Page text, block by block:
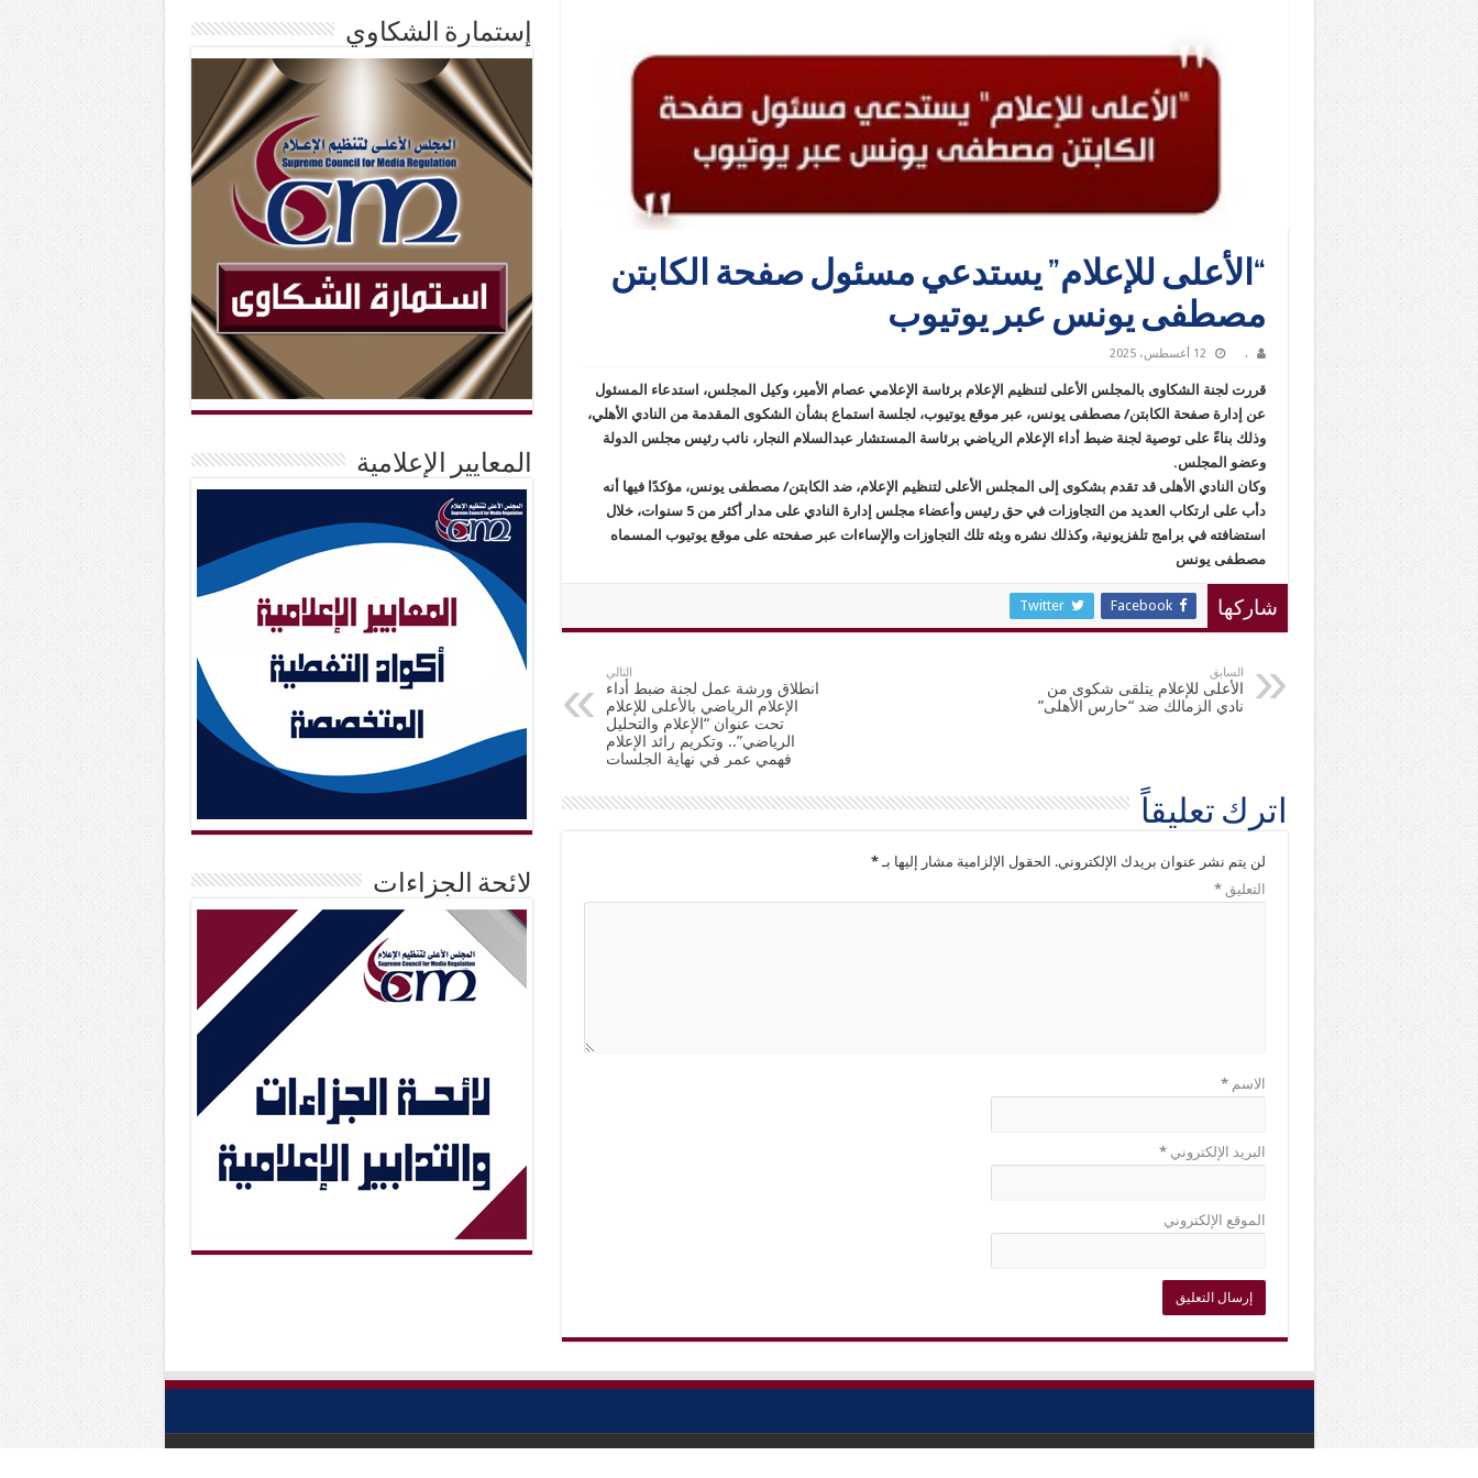
“الأعلى للإعلام” يستدعي مسئول صفحة الكابتن
مصطفى يونس عبر يوتيوب
. 12 أغسطس، 2025
قررت لجنة الشكاوى بالمجلس الأعلى لتنظيم الإعلام برئاسة الإعلامي عصام الأمير، وكيل المجلس، استدعاء المسئول
عن إدارة صفحة الكابتن/ مصطفى يونس، عبر موقع يوتيوب، لجلسة استماع بشأن الشكوى المقدمة من النادي الأهلي،
وذلك بناءً على توصية لجنة ضبط أداء الإعلام الرياضي برئاسة المستشار عبدالسلام النجار، نائب رئيس مجلس الدولة
وعضو المجلس.
وكان النادي الأهلى قد تقدم بشكوى إلى المجلس الأعلى لتنظيم الإعلام، ضد الكابتن/ مصطفى يونس، مؤكدًا فيها أنه
دأب على ارتكاب العديد من التجاوزات في حق رئيس وأعضاء مجلس إدارة النادي على مدار أكثر من 5 سنوات، خلال
استضافته في برامج تلفزيونية، وكذلك نشره وبثه تلك التجاوزات والإساءات عبر صفحته على موقع يوتيوب المسماه
مصطفى يونس
شاركها Facebook
Twitter
السابق
الأعلى للإعلام يتلقى شكوى من
نادي الزمالك ضد “حارس الأهلى”
التالي
انطلاق ورشة عمل لجنة ضبط أداء
الإعلام الرياضي بالأعلى للإعلام
تحت عنوان “الإعلام والتحليل
الرياضي”.. وتكريم رائد الإعلام
فهمي عمر في نهاية الجلسات
اترك تعليقاً
لن يتم نشر عنوان بريدك الإلكتروني. الحقول الإلزامية مشار إليها بـ*
التعليق*
الاسم*
البريد الإلكتروني*
الموقع الإلكتروني
إستمارة الشكاوي
المعايير الإعلامية
لائحة الجزاءات